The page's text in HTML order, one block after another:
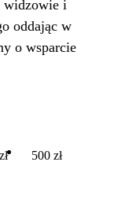
widzowie i
oddając w
o wsparcie
500 zł